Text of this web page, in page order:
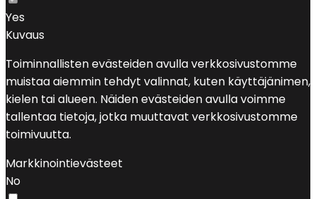
Yes
Kuvaus
Toiminnallisten evästeiden avulla verkkosivustomme
muistaa aiemmin tehdyt valinnat, kuten käyttäjänimen,
kielen tai alueen. Näiden evästeiden avulla voimme
tallentaa tietoja, jotka muuttavat verkkosivustomme
toimivuutta.
Markkinointievästeet
No